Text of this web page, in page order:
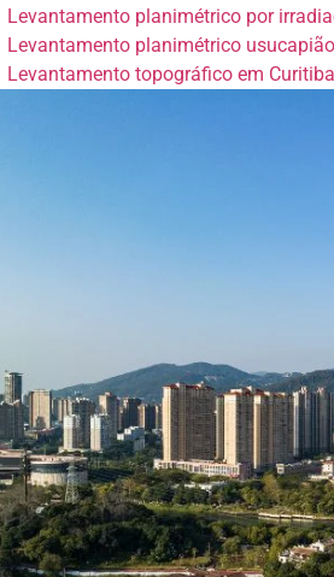
Levantamento planimétrico por
Levantamento planimétrico
Levantamento topográfico em Curitiba